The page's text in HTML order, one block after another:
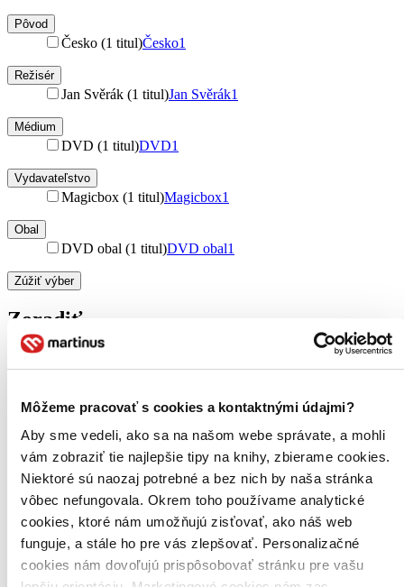
Môžeme pracovať s cookies a kontaktnými údajmi?
Aby sme vedeli, ako sa na našom webe správate, a mohli
vám zobraziť tie najlepšie tipy na knihy, zbierame cookies.
Niektoré sú naozaj potrebné a bez nich by naša stránka
vôbec nefungovala. Okrem toho používame analytické
cookies, ktoré nám umožňujú zisťovať, ako náš web
funguje, a stále ho pre vás zlepšovať. Personalizačné
cookies nám dovoľujú prispôsobovať stránku pre vašu
Pôvod
Česko (1 titul)Česko1
Režisér
Jan Svěrák (1 titul)Jan Svěrák1
Médium
DVD (1 titul)DVD1
Vydavateľstvo
Magicbox (1 titul)Magicbox1
Obal
DVD obal (1 titul)DVD obal1
Zúžiť výber
Zoradiť
Bestsellery
Novinky
Najdrahšie
Najvyššia zľava
Použité filtre
Zrušiť filtre
Účinkuje Jaroslav Uhlíř